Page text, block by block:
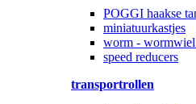
POGGI haakse
miniatuurkastjes
worm - wormwiel
speed reducers
transportrollen